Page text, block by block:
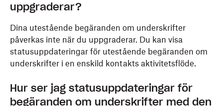
uppgraderar?
Dina utestående begäranden om underskrifter
påverkas inte när du uppgraderar. Du kan visa
statusuppdateringar för utestående begäranden om
underskrifter i en enskild kontakts aktivitetsflöde.
Hur ser jag statusuppdateringar för
begäranden om underskrifter med den